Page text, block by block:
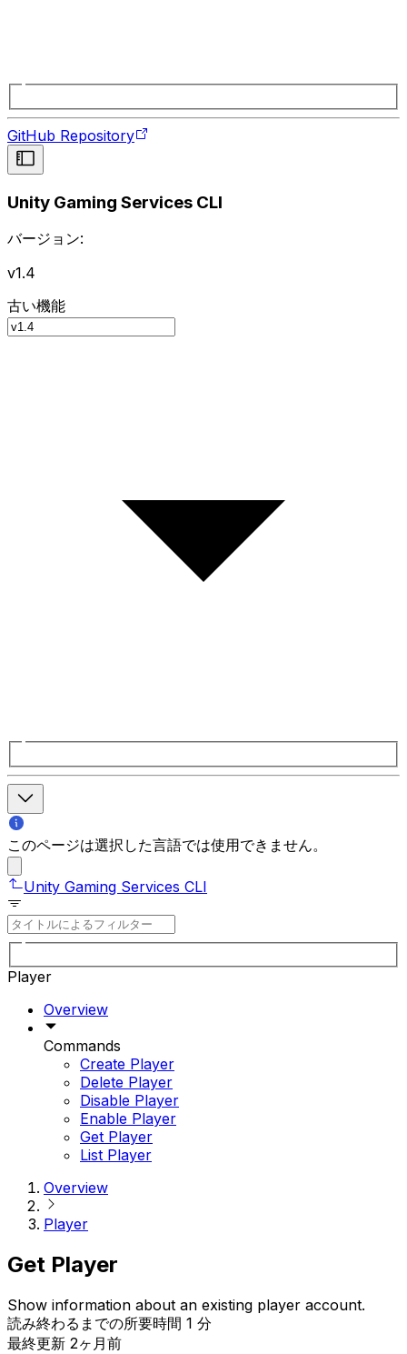
GitHub Repository
Unity Gaming Services CLI
バージョン:
v1.4
古い機能
このページは選択した言語では使用できません。
Unity Gaming Services CLI
Player
Overview
Commands
Create Player
Delete Player
Disable Player
Enable Player
Get Player
List Player
Overview
Player
Get Player
Show information about an existing player account.
読み終わるまでの所要時間 1 分
最終更新 2ヶ月前